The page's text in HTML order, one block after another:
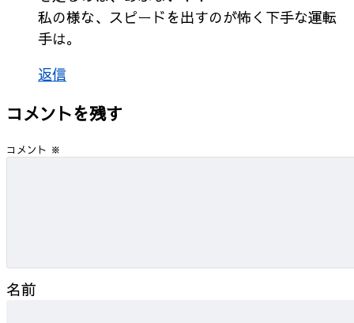
私の様な、スピードを出すのが怖く下手な運転
手は。
返信
コメントを残す
コメント ※
名前